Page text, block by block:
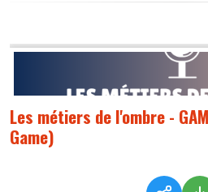
Les métiers de l'ombre -
Game)